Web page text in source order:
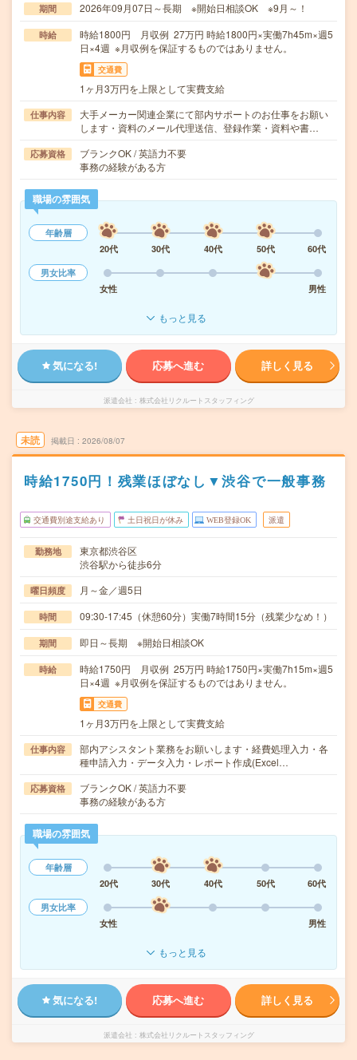
期間 2026年09月07日～長期 ※開始日相談OK ※9月～！
時給
時給1800円 月収例 27万円 時給1800円×実働7h45m×週5
日×4週 ※月収例を保証するものではありません。
交通費
1ヶ月3万円を上限として実費支給
仕事内容
大手メーカー関連企業にて部内サポートのお仕事をお願い
します・資料のメール代理送信、登録作業・資料や書…
応募資格
ブランクOK / 英語力不要
事務の経験がある方
職場の雰囲気
年齢層
20代
30代 40代 50代
60代
男女比率
女性
男性
もっと見る
気になる! 応募へ進む 詳しく見る
派遣会社 株式会社リクルートスタッフィング
未読 掲載日 2026/08/07
時給1750円！残業ほぼなし▼渋谷で一般事務
交通費別途支給あり 土日祝日が休み WEB登録OK 派遣
勤務地
東京都渋谷区
渋谷駅から徒歩6分
曜日頻度 月～金／週5日
時間 09:30-17:45（休憩60分）実働7時間15分（残業少なめ！）
期間 即日～長期 ※開始日相談OK
時給
時給1750円 月収例 25万円 時給1750円×実働7h15m×週5
日×4週 ※月収例を保証するものではありません。
交通費
1ヶ月3万円を上限として実費支給
仕事内容
部内アシスタント業務をお願いします・経費処理入力・各
種申請入力・データ入力・レポート作成(Excel…
応募資格
ブランクOK / 英語力不要
事務の経験がある方
職場の雰囲気
年齢層
20代
30代 40代 50代
60代
男女比率
女性
男性
もっと見る
気になる! 応募へ進む 詳しく見る
派遣会社 株式会社リクルートスタッフィング